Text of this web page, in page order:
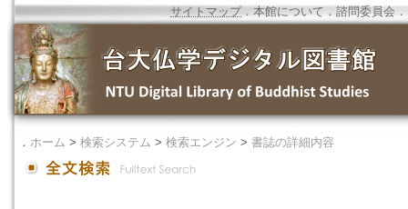
サイトマップ．本館について ． 諮問委員会 ．
． ホーム > 検索システム > 検索エンジン > 書誌の詳細内容